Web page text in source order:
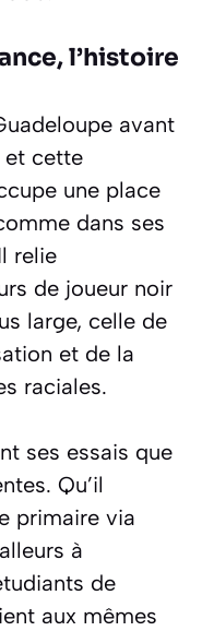
l’histoire
avant
et cette
une place
dans ses
relie
de joueur noir
large, celle de
et de la
raciales.
ses essais que
Qu’il
primaire via
à
de
aux mêmes